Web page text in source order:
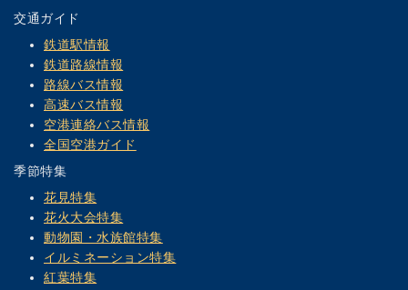
交通ガイド
鉄道駅情報
鉄道路線情報
路線バス情報
高速バス情報
空港連絡バス情報
全国空港ガイド
季節特集
花見特集
花火大会特集
動物園・水族館特集
イルミネーション特集
紅葉特集